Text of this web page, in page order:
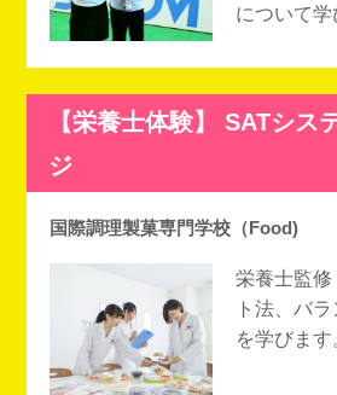
について学
【栄養士体験】 SATシス
ジ
国際調理製菓専門学校（Food)
栄養士監修
ト法、バ
を学びます